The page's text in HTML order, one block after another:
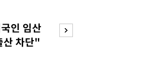
택은 보유세도 줄
설명했다. 구 부
시선집중'과의 인
정도 된다.
인 임산
산 차단"